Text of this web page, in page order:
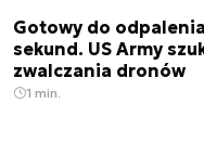
Gotowy do
sekund. US Army
zwalczania dronów
1 min.